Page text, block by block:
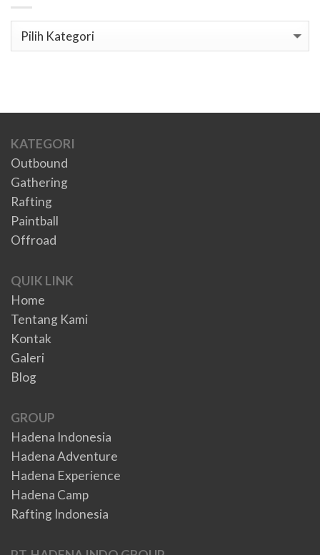
Kategori
KATEGORI
Outbound
Gathering
Rafting
Paintball
Offroad
QUIK LINK
Home
Tentang Kami
Kontak
Galeri
Blog
GROUP
Hadena Indonesia
Hadena Adventure
Hadena Experience
Hadena Camp
Rafting Indonesia